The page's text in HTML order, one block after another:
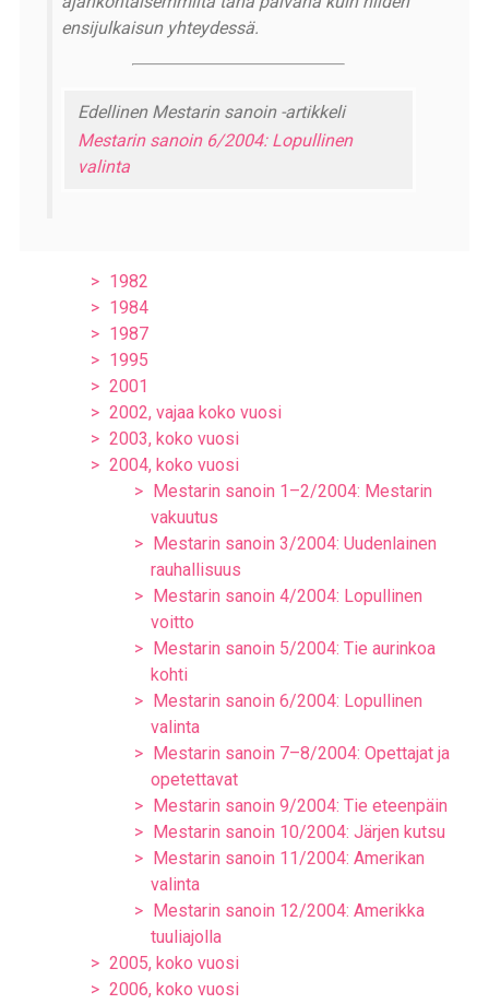
ensijulkaisun yhteydessä.
Edellinen Mestarin sanoin -artikkeli
Mestarin sanoin 6/2004: Lopullinen
valinta
1982
1984
1987
1995
2001
2002, vajaa koko vuosi
2003, koko vuosi
2004, koko vuosi
Mestarin sanoin 1–2/2004: Mestarin
vakuutus
Mestarin sanoin 3/2004: Uudenlainen
rauhallisuus
Mestarin sanoin 4/2004: Lopullinen
voitto
Mestarin sanoin 5/2004: Tie aurinkoa
kohti
Mestarin sanoin 6/2004: Lopullinen
valinta
Mestarin sanoin 7–8/2004: Opettajat ja
opetettavat
Mestarin sanoin 9/2004: Tie eteenpäin
Mestarin sanoin 10/2004: Järjen kutsu
Mestarin sanoin 11/2004: Amerikan
valinta
Mestarin sanoin 12/2004: Amerikka
tuuliajolla
2005, koko vuosi
2006, koko vuosi